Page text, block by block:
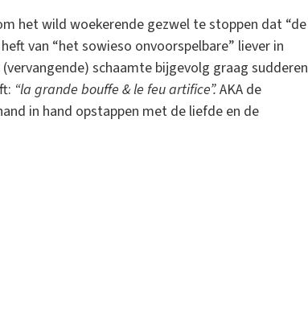
het wild woekerende gezwel te stoppen dat “de
van “het sowieso onvoorspelbare” liever in
schaamte bijgevolg graag sudderen
“la grande bouffe & le feu artifice”.AKA de
in hand opstappen met de liefde en de